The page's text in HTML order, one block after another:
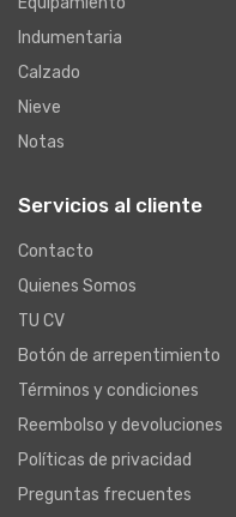
Indumentaria
Calzado
Nieve
Notas
Servicios al cliente
Contacto
Quienes Somos
TU CV
Botón de arrepentimiento
Términos y condiciones
Reembolso y devoluciones
Políticas de privacidad
Preguntas frecuentes